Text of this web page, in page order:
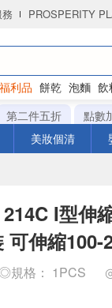
PROSPERITY
福利品 餅乾 泡麵 飲
第二件五折 點數
美妝個清
I型伸
可伸縮100-
◎規格： 1PCS